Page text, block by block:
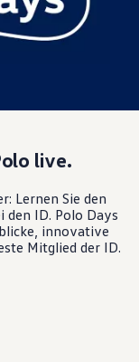
live.
Lernen Sie den
den ID. Polo Days
innovative
Mitglied der ID.